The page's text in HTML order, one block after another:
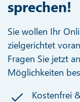
sprechen!
Sie wollen Ihr
zielgerichtet
Fragen Sie jetzt
Möglichkeiten
Kostenfrei